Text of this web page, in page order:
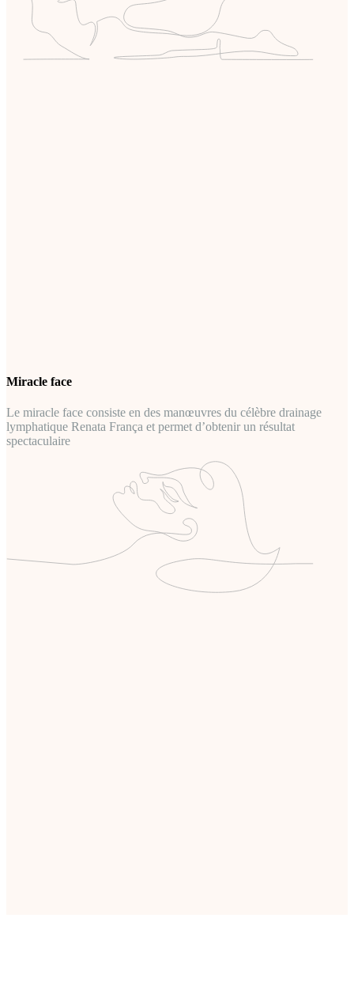
Miracle face
Le miracle face consiste en des manœuvres du célèbre drainage
lymphatique Renata França et permet d’obtenir un résultat
spectaculaire